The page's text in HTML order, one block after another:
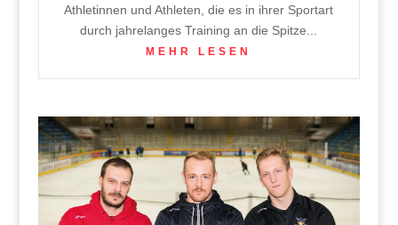
Athletinnen und Athleten, die es in ihrer Sportart
durch jahrelanges Training an die Spitze...
MEHR LESEN